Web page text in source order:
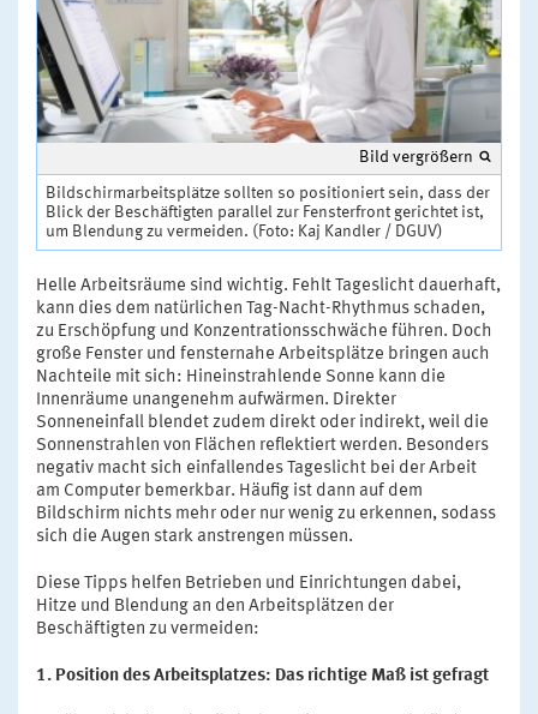
Bild vergrößern
Bildschirmarbeitsplätze sollten so positioniert sein, dass der
Blick der Beschäftigten parallel zur Fensterfront gerichtet ist,
um Blendung zu vermeiden. (Foto: Kaj Kandler / DGUV)
Helle Arbeitsräume sind wichtig. Fehlt Tageslicht dauerhaft,
kann dies dem natürlichen Tag-Nacht-Rhythmus schaden,
zu Erschöpfung und Konzentrationsschwäche führen. Doch
große Fenster und fensternahe Arbeitsplätze bringen auch
Nachteile mit sich: Hineinstrahlende Sonne kann die
Innenräume unangenehm aufwärmen. Direkter
Sonneneinfall blendet zudem direkt oder indirekt, weil die
Sonnenstrahlen von Flächen reflektiert werden. Besonders
negativ macht sich einfallendes Tageslicht bei der Arbeit
am Computer bemerkbar. Häufig ist dann auf dem
Bildschirm nichts mehr oder nur wenig zu erkennen, sodass
sich die Augen stark anstrengen müssen.
Diese Tipps helfen Betrieben und Einrichtungen dabei,
Hitze und Blendung an den Arbeitsplätzen der
Beschäftigten zu vermeiden:
1. Position des Arbeitsplatzes: Das richtige Maß ist gefragt